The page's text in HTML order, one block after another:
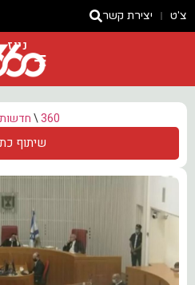
צ'ט יצירת קשר
ניוז
360
\
שיתוף